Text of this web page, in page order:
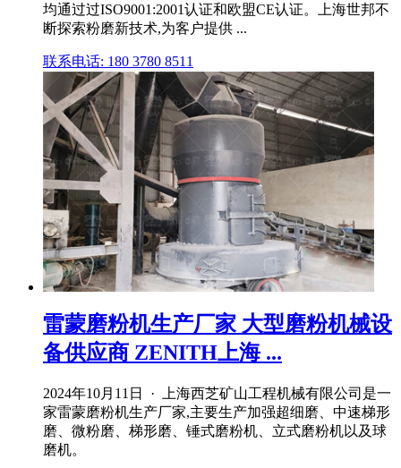
均通过过ISO9001:2001认证和欧盟CE认证。上海世邦不
断探索粉磨新技术,为客户提供 ...
联系电话: 180 3780 8511
雷蒙磨粉机生产厂家 大型磨粉机械设
备供应商 ZENITH上海 ...
2024年10月11日 · 上海西芝矿山工程机械有限公司是一
家雷蒙磨粉机生产厂家,主要生产加强超细磨、中速梯形
磨、微粉磨、梯形磨、锤式磨粉机、立式磨粉机以及球
磨机。